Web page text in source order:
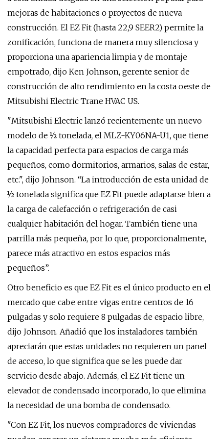
mejoras de habitaciones o proyectos de nueva
construcción. El EZ Fit (hasta 22,9 SEER2) permite la
zonificación, funciona de manera muy silenciosa y
proporciona una apariencia limpia y de montaje
empotrado, dijo Ken Johnson, gerente senior de
construcción de alto rendimiento en la costa oeste de
Mitsubishi Electric Trane HVAC US.
"Mitsubishi Electric lanzó recientemente un nuevo
modelo de ½ tonelada, el MLZ-KY06NA-U1, que tiene
la capacidad perfecta para espacios de carga más
pequeños, como dormitorios, armarios, salas de estar,
etc.", dijo Johnson. “La introducción de esta unidad de
½ tonelada significa que EZ Fit puede adaptarse bien a
la carga de calefacción o refrigeración de casi
cualquier habitación del hogar. También tiene una
parrilla más pequeña, por lo que, proporcionalmente,
parece más atractivo en estos espacios más
pequeños”.
Otro beneficio es que EZ Fit es el único producto en el
mercado que cabe entre vigas entre centros de 16
pulgadas y solo requiere 8 pulgadas de espacio libre,
dijo Johnson. Añadió que los instaladores también
apreciarán que estas unidades no requieren un panel
de acceso, lo que significa que se les puede dar
servicio desde abajo. Además, el EZ Fit tiene un
elevador de condensado incorporado, lo que elimina
la necesidad de una bomba de condensado.
"Con EZ Fit, los nuevos compradores de viviendas